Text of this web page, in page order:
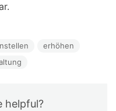
erhöhen
helpful?